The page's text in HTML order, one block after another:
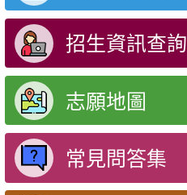
招生資訊查詢
志願地圖
常見問答集